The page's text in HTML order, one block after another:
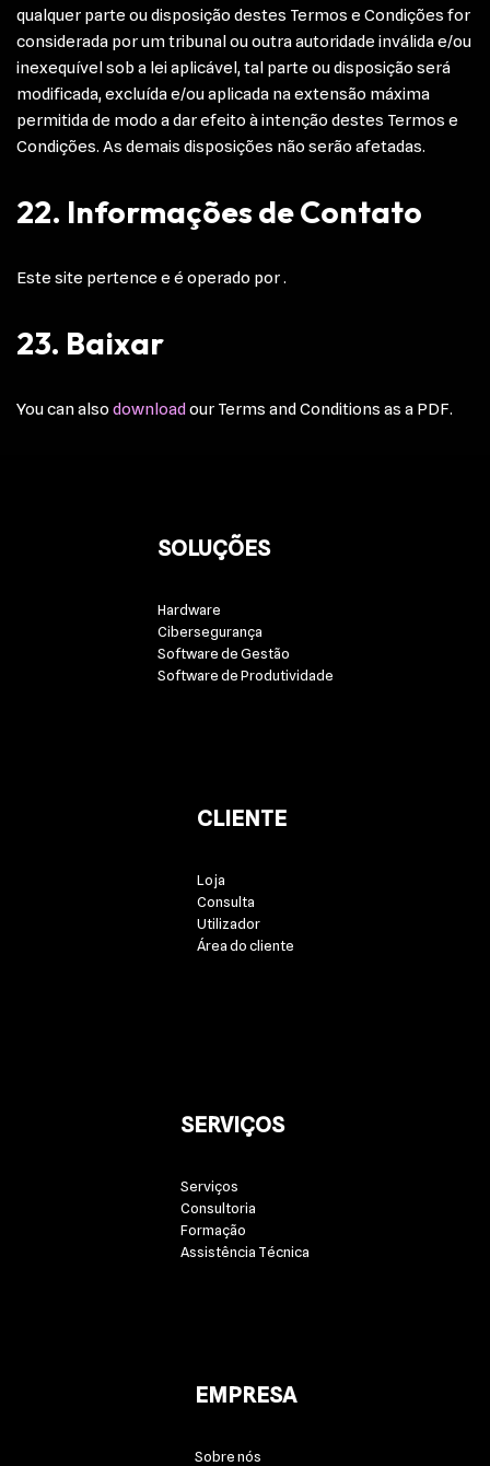
qualquer parte ou disposição destes Termos e Condições for
considerada por um tribunal ou outra autoridade inválida e/ou
inexequível sob a lei aplicável, tal parte ou disposição será
modificada, excluída e/ou aplicada na extensão máxima
permitida de modo a dar efeito à intenção destes Termos e
Condições. As demais disposições não serão afetadas.
22. Informações de Contato
Este site pertence e é operado por .
23. Baixar
You can also downloadour Terms and Conditions as a PDF.
SOLUÇÕES
Hardware
Cibersegurança
Software de Gestão
Software de Produtividade
CLIENTE
Loja
Consulta
Utilizador
Área do cliente
SERVIÇOS
Serviços
Consultoria
Formação
Assistência Técnica
EMPRESA
Sobre nós